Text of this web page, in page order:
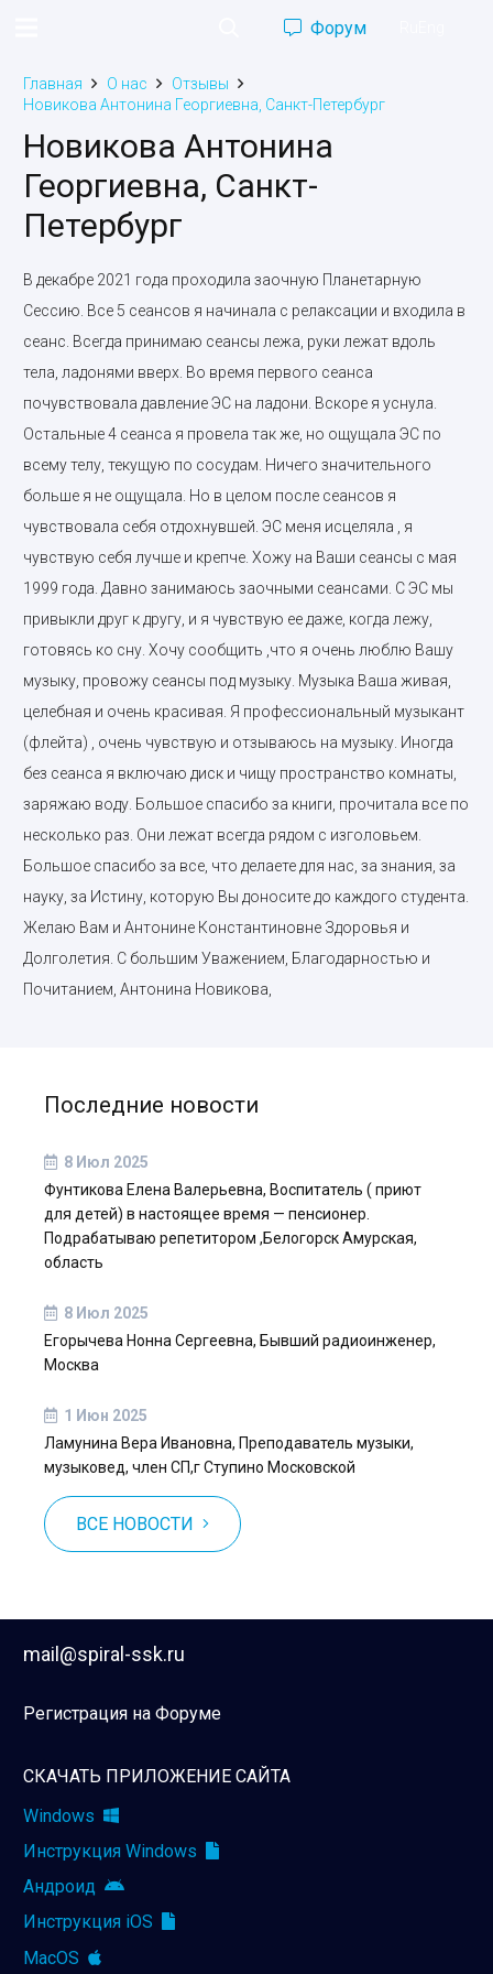
Форум
Главная О нас
Отзывы
Новикова Антонина Георгиевна, Санкт-Петербург
Новикова Антонина
Георгиевна, Санкт-
Петербург
В декабре 2021 года проходила заочную Планетарную
Сессию. Все 5 сеансов я начинала с релаксации и входила в
сеанс. Всегда принимаю сеансы лежа, руки лежат вдоль
тела, ладонями вверх. Во время первого сеанса
почувствовала давление ЭС на ладони. Вскоре я уснула.
Остальные 4 сеанса я провела так же, но ощущала ЭС по
всему телу, текущую по сосудам. Ничего значительного
больше я не ощущала. Но в целом после сеансов я
чувствовала себя отдохнувшей. ЭС меня исцеляла , я
чувствую себя лучше и крепче. Хожу на Ваши сеансы с мая
1999 года. Давно занимаюсь заочными сеансами. С ЭС мы
привыкли друг к другу, и я чувствую ее даже, когда лежу,
готовясь ко сну. Хочу сообщить ,что я очень люблю Вашу
музыку, провожу сеансы под музыку. Музыка Ваша живая,
целебная и очень красивая. Я профессиональный музыкант
(флейта) , очень чувствую и отзываюсь на музыку. Иногда
без сеанса я включаю диск и чищу пространство комнаты,
заряжаю воду. Большое спасибо за книги, прочитала все по
несколько раз. Они лежат всегда рядом с изголовьем.
Большое спасибо за все, что делаете для нас, за знания, за
науку, за Истину, которую Вы доносите до каждого студента.
Желаю Вам и Антонине Константиновне Здоровья и
Долголетия. С большим Уважением, Благодарностью и
Почитанием, Антонина Новикова,
Последние новости
8 Июл 2025
Фунтикова Елена Валерьевна, Воспитатель ( приют
для детей) в настоящее время — пенсионер.
Подрабатываю репетитором ,Белогорск Амурская,
область
8 Июл 2025
Егорычева Нонна Сергеевна, Бывший радиоинженер,
Москва
1 Июн 2025
Ламунина Вера Ивановна, Преподаватель музыки,
музыковед, член СП,г Ступино Московской
ВСЕ НОВОСТИ
mail@spiral-ssk.ru
Регистрация на Форуме
СКАЧАТЬ ПРИЛОЖЕНИЕ САЙТА
Windows
Инструкция Windows
Андроид
Инструкция iOS
MacOS